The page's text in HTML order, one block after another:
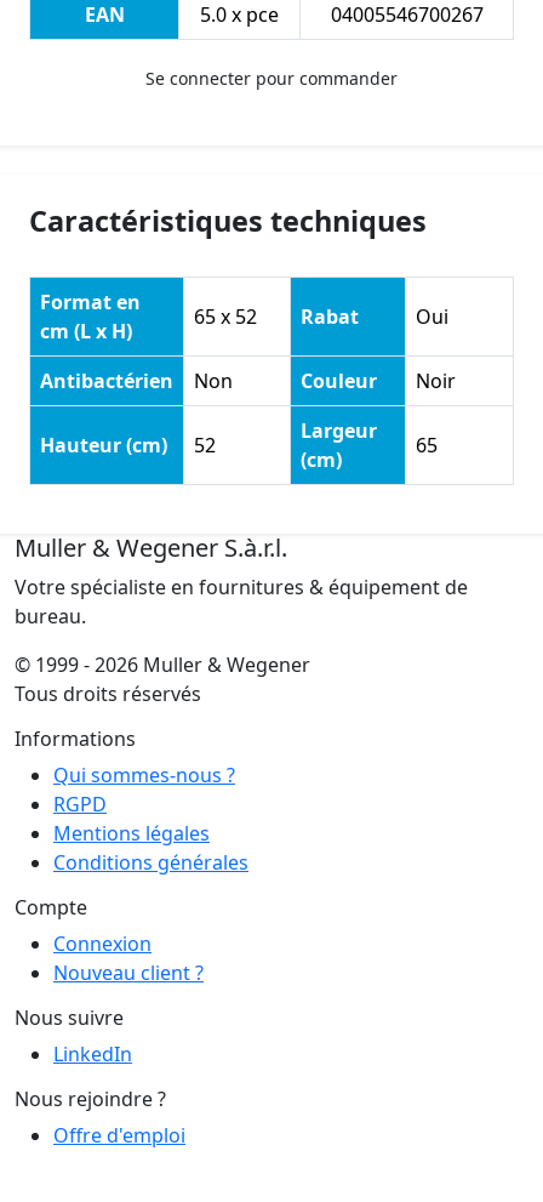
EAN
5.0 x pce 04005546700267
Se connecter pour commander
Caractéristiques techniques
Format en
cm (L x H)
65 x 52 Rabat Oui
Antibactérien Non Couleur Noir
Hauteur (cm) 52
Largeur
(cm)
65
Muller & Wegener S.à.r.l.
Votre spécialiste en fournitures & équipement de
bureau.
© 1999 - 2026 Muller & Wegener
Tous droits réservés
Informations
Qui sommes-nous ?
RGPD
Mentions légales
Conditions générales
Compte
Connexion
Nouveau client ?
Nous suivre
LinkedIn
Nous rejoindre ?
Offre d'emploi